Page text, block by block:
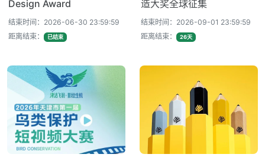
Design Award
结束时间：2026-06-30 23:59:59
距离结束：
已结束
造大奖全球征集
结束时间：2026-09-01 23:59:59
距离结束：
26天